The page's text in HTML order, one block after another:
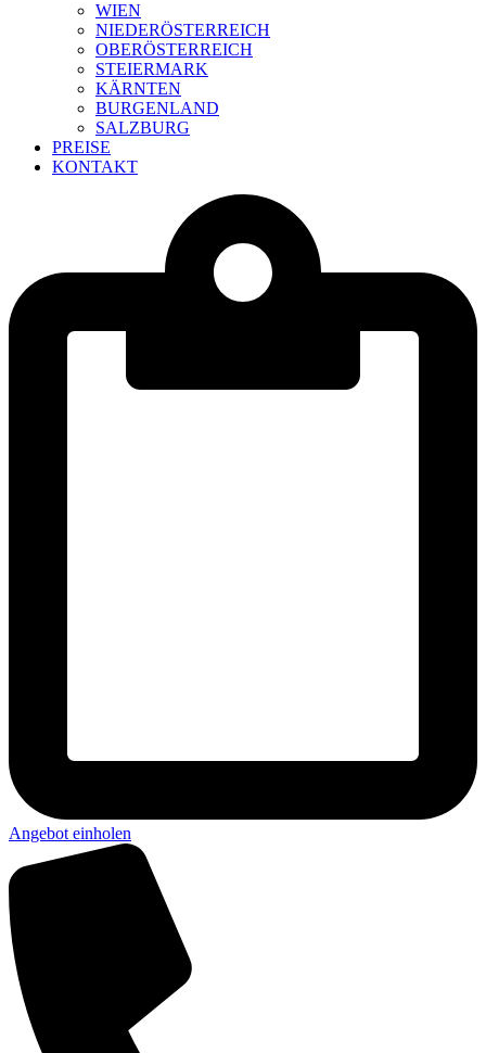
WIEN
NIEDERÖSTERREICH
OBERÖSTERREICH
STEIERMARK
KÄRNTEN
BURGENLAND
SALZBURG
PREISE
KONTAKT
Angebot einholen